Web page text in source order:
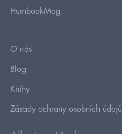
HumbookMag
O nás
Blog
Knihy
Zásady ochrany osobních údajů